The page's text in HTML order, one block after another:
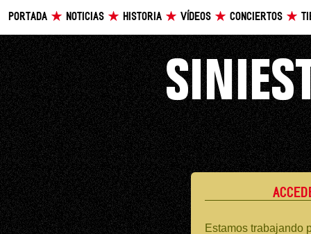
PORTADA NOTICIAS HISTORIA VÍDEOS CONCIERTOS
Estamos trabajando